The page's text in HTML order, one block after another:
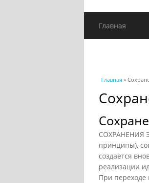
Главная
Вы здесь
Главная »
СОХРАНЕНИЯ
принципы),
создается
реализации
При переходе